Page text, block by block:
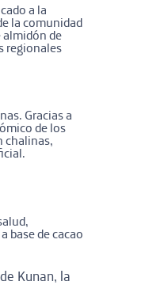
a la
la comunidad
almidón de
regionales
Gracias a
de los
chalinas,
base de cacao
Kunan, la